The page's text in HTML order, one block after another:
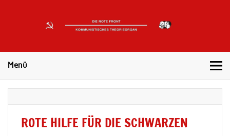
FRONT
Menü
ROTE HILFE FÜR DIE SCHWARZEN